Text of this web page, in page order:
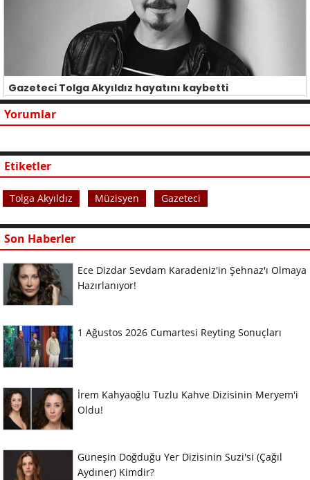
Gazeteci Tolga Akyıldız hayatını kaybetti
Yorumlar
Etiketler
Tolga Akyıldız Müzisyen Gazeteci
Son Haberler
Ece Dizdar Sevdam Karadeniz'in Şehnaz'ı Olmaya
Hazırlanıyor!
1 Ağustos 2026 Cumartesi Reyting Sonuçları
İrem Kahyaoğlu Tuzlu Kahve Dizisinin Meryem'i
Oldu!
Güneşin Doğduğu Yer Dizisinin Suzi'si (Çağıl
Aydıner) Kimdir?